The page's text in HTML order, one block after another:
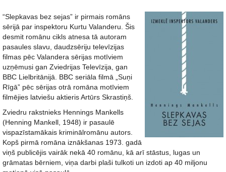
“Slepkavas bez sejas” ir pirmais romāns
sērijā par inspektoru Kurtu Valanderu. Šis
desmit romānu cikls atnesa tā autoram
pasaules slavu, daudzsēriju televīzijas
filmas pēc Valandera sērijas motīviem
uzņēmusi gan Zviedrijas Televīzija, gan
BBC Lielbritānijā. BBC seriāla filmā „Suņi
Rīgā” pēc sērijas otrā romāna motīviem
filmējies latviešu aktieris Artūrs Skrastiņš.
Zviedru rakstnieks Hennings Mankells
(Henning Mankell, 1948) ir pasaulē
vispazīstamākais kriminālromānu autors.
Kopš pirmā romāna iznākšanas 1973. gadā
viņš publicējis vairāk nekā 40 romānu, kā arī stāstus, lugas un
grāmatas bērniem, viņa darbi plaši tulkoti un izdoti ap 40 miljonu